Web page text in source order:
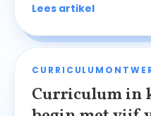
Lees artikel
Curriculum in